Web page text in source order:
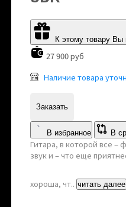
К этому товару Вы
27 900 руб
Наличие товара
Заказать
В избранное В
Гитара, в которой все –
звук и – что еще
хороша, чт.. читать далее